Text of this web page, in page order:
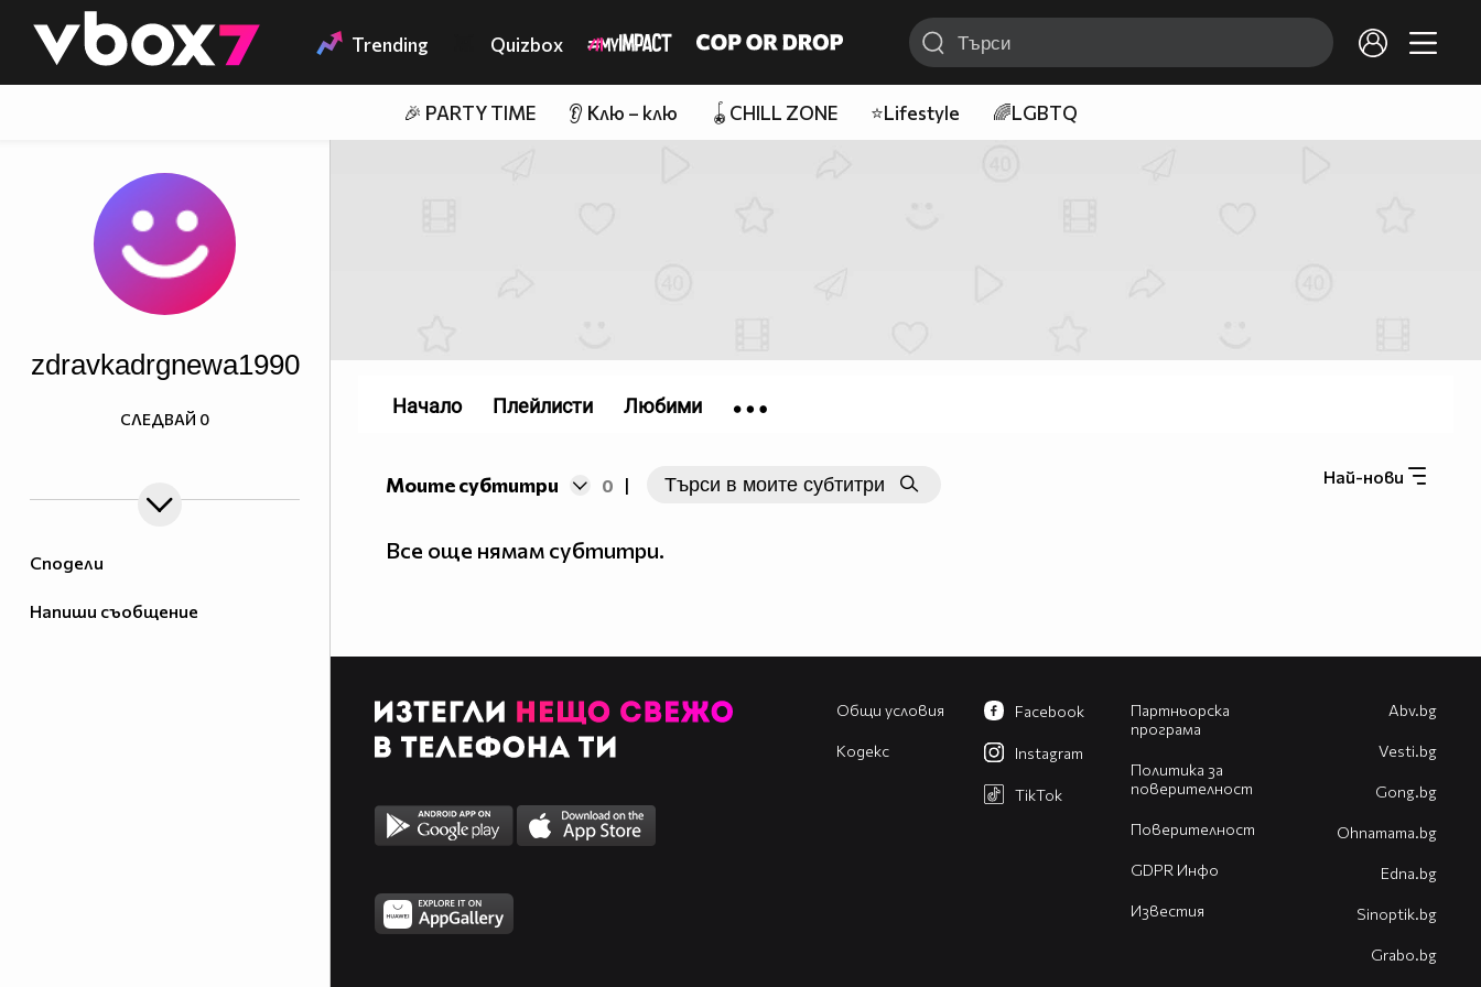
👾 Trending Quizbox
🎉 PARTY TIME 👂 Клю – клю 🪀CHILL ZONE ⭐Lifestyle 🌈LGBTQ
Сподели
Напиши съобщение
zdravkadrgnewa1990
СЛЕДВАЙ 0
Моите субтитри 0 | Най-нови
Все още нямам субтитри.
Начало Плейлисти Любими
Общи условия
Кодекс
Партньорска
програма
Политика за
поверителност
Поверителност
GDPR Инфо
Известия
Facebook
Instagram
TikTok
Abv.bg
Vesti.bg
Gong.bg
Оhnamama.bg
Edna.bg
Sinoptik.bg
Grabo.bg